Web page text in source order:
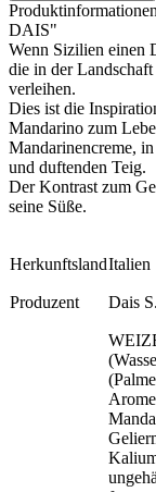
DAIS"
Wenn Sizilien einen
die in der
verleihen.
Dies ist die
Mandarino zum
Mandarinencreme,
und duftenden Teig.
Der Kontrast zum
seine Süße.
HerkunftslandItalien
Produzent Dais